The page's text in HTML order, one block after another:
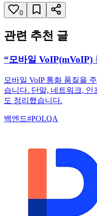
0
관련 추천 글
“모바일 VoIP(mVoIP)
모바일 VoIP 통화 품질을
습니다. 단말, 네트워크,
도 정리했습니다.
백엔드#POLQA